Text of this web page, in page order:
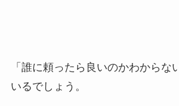
「誰に頼ったら良いのかわからな
いるでしょう。